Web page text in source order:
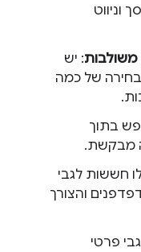
וניווט
משולבות: יש
בחירה של כמה
בתוך
מבקשת.
חששות לגבי
והצורך
פרטי